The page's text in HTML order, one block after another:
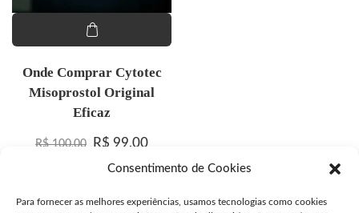
Consentimento de Cookies
Para fornecer as melhores experiências, usamos tecnologias como cookies
Onde Comprar Cytotec
Misoprostol Original
Eficaz
R$100,00 O preço original era: R$ 100,00.
R$ 99,00O preço atual é: R$ 99,00.